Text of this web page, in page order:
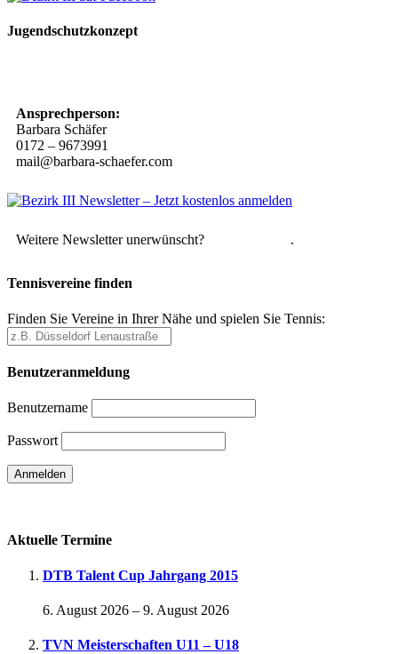
Jugendschutzkonzept
Ansprechperson:
Barbara Schäfer
0172 – 9673991
mail@barbara-schaefer.com
Weitere Newsletter unerwünscht? .
Tennisvereine finden
Finden Sie Vereine in Ihrer Nähe und spielen Sie Tennis:
Benutzeranmeldung
Benutzername
Passwort
Aktuelle Termine
DTB Talent Cup Jahrgang 2015
6. August 2026 – 9. August 2026
TVN Meisterschaften U11 – U18